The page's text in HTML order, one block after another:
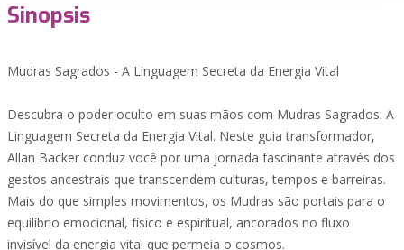
Sinopsis
Mudras Sagrados - A Linguagem Secreta da Energia Vital
Descubra o poder oculto em suas mãos com Mudras Sagrados: A
Linguagem Secreta da Energia Vital. Neste guia transformador,
Allan Backer conduz você por uma jornada fascinante através dos
gestos ancestrais que transcendem culturas, tempos e barreiras.
Mais do que simples movimentos, os Mudras são portais para o
equilíbrio emocional, físico e espiritual, ancorados no fluxo
invisível da energia vital que permeia o cosmos.